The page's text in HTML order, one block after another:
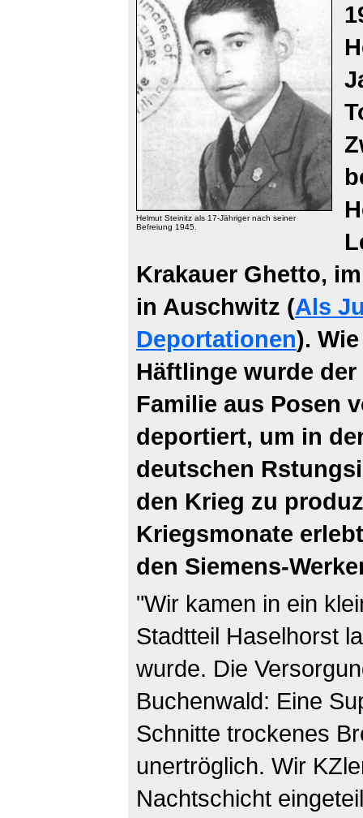
Helmut Steinitz als 17-Jähriger nach seiner
Befreiung 1945.
Krakauer Ghetto,
in Auschwitz (Als
Deportationen).
Häftlinge wurde
Familie aus Posen
deportiert, um in
deutschen
den Krieg zu
Kriegsmonate
den Siemens-
"Wir kamen in ein
Stadtteil Haselhorst
wurde. Die
Buchenwald: Eine
Schnitte trockenes
unertröglich. Wir
Nachtschicht